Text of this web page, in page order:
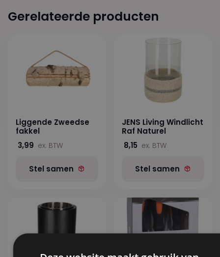
Gerelateerde producten
Liggende Zweedse
fakkel
3,99 ex. BTW
Stel samen
JENS Living Windlicht
Raf Naturel
8,15 ex. BTW
Stel samen